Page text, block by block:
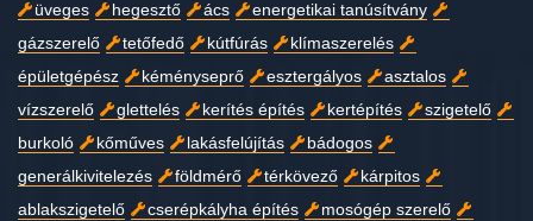
üveges
hegesztő ács
energetikai tanúsítvány
gázszerelő
tetőfedő kútfúrás
klímaszerelés
épületgépész
kéményseprő esztergályos
asztalos
vízszerelő
glettelés kerítés építés kertépítés
szigetelő
burkoló
kőműves lakásfelújítás
bádogos
generálkivitelezés
földmérő térkövező
kárpitos
ablakszigetelő
cserépkályha építés
mosógép szerelő